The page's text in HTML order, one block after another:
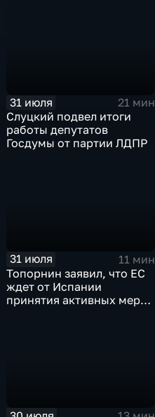
31 июля
21 мин
Слуцкий подвел итоги
работы депутатов
Госдумы от партии ЛДПР
31 июля
11 мин
Топорнин заявил, что ЕС
ждет от Испании
принятия активных мер